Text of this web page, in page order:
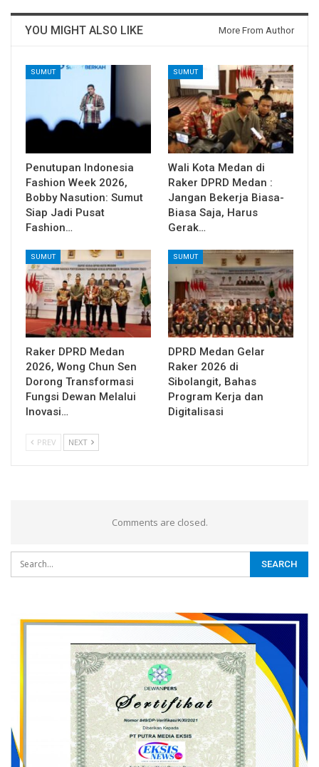
YOU MIGHT ALSO LIKE More From Author
SUMUT
Penutupan Indonesia
Fashion Week 2026,
Bobby Nasution: Sumut
Siap Jadi Pusat
Fashion…
SUMUT
Wali Kota Medan di
Raker DPRD Medan :
Jangan Bekerja Biasa-
Biasa Saja, Harus
Gerak…
SUMUT
Raker DPRD Medan
2026, Wong Chun Sen
Dorong Transformasi
Fungsi Dewan Melalui
Inovasi…
SUMUT
DPRD Medan Gelar
Raker 2026 di
Sibolangit, Bahas
Program Kerja dan
Digitalisasi
PREV NEXT
Comments are closed.